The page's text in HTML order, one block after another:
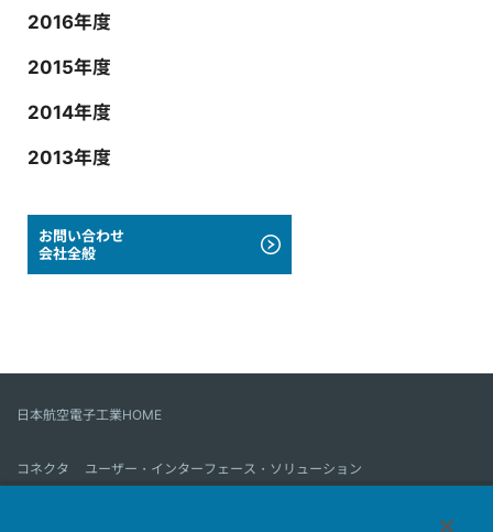
2016年度
2015年度
2014年度
2013年度
お問い合わせ
会社全般
日本航空電子工業HOME
コネクタ
ユーザー・インターフェース・ソリューション